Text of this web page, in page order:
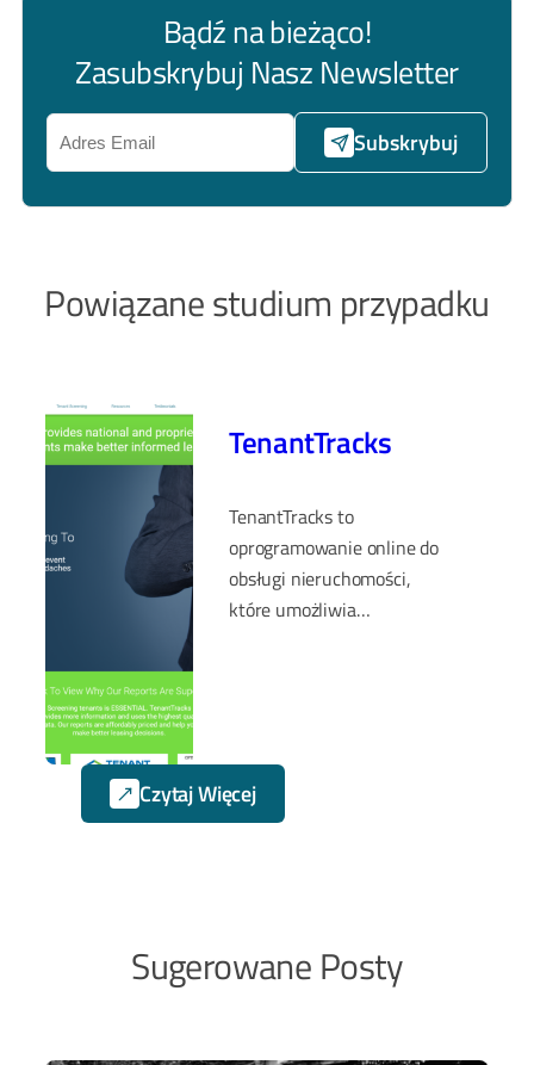
Bądź na bieżąco!
Zasubskrybuj Nasz Newsletter
Subskrybuj
Powiązane studium przypadku
TenantTracks
TenantTracks to
oprogramowanie online do
obsługi nieruchomości,
które umożliwia
natychmiastowe raporty,
które zbierają dane z wielu
źródeł i w pełni online.
Czytaj Więcej
Sugerowane Posty